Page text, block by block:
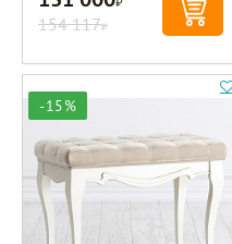
154 117Р
-15%